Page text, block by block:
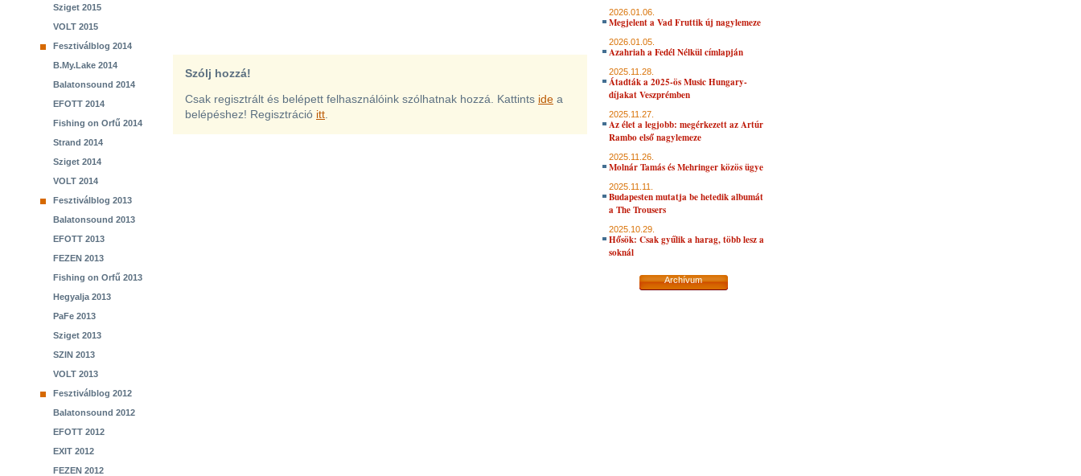
Sziget 2015
VOLT 2015
Fesztiválblog 2014
B.My.Lake 2014
Balatonsound 2014
EFOTT 2014
Fishing on Orfű 2014
Strand 2014
Sziget 2014
VOLT 2014
Fesztiválblog 2013
Balatonsound 2013
EFOTT 2013
FEZEN 2013
Fishing on Orfű 2013
Hegyalja 2013
PaFe 2013
Sziget 2013
SZIN 2013
VOLT 2013
Fesztiválblog 2012
Balatonsound 2012
EFOTT 2012
EXIT 2012
FEZEN 2012
Szólj hozzá!
Csak regisztrált és belépett felhasználóink szólhatnak hozzá. Kattints ide a
belépéshez! Regisztráció itt
2026.01.06.
Megjelent a Vad Fruttik új nagylemeze
2026.01.05.
Azahriah a Fedél Nélkül címlapján
2025.11.28.
Átadták a 2025-ös Music Hungary-
díjakat Veszprémben
2025.11.27.
Az élet a legjobb: megérkezett az Artúr
Rambo első nagylemeze
2025.11.26.
Molnár Tamás és Mehringer közös ügye
2025.11.11.
Budapesten mutatja be hetedik albumát
a The Trousers
2025.10.29.
Hősök: Csak gyűlik a harag, több lesz a
soknál
Archívum